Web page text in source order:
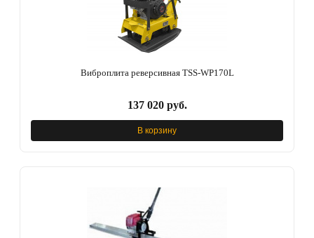
Виброплита реверсивная TSS-WP170L
137 020 руб.
В корзину